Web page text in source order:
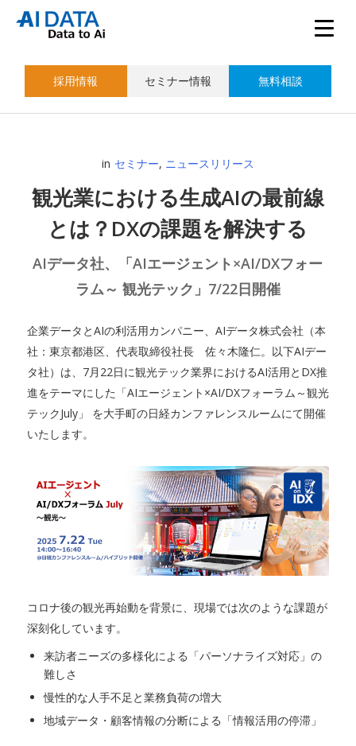
採用情報 セミナー情報 無料相談
in セミナー, ニュースリリース
観光業における生成AIの最前線
とは？DXの課題を解決する
AIデータ社、「AIエージェント×AI/DXフォー
ラム～ 観光テック」7/22日開催
企業データとAIの利活用カンパニー、AIデータ株式会社（本
社：東京都港区、代表取締役社長 佐々木隆仁。以下AIデー
タ社）は、7月22日に観光テック業界におけるAI活用とDX推
進をテーマにした「AIエージェント×AI/DXフォーラム～観光
テックJuly」 を大手町の日経カンファレンスルームにて開催
いたします。
コロナ後の観光再始動を背景に、現場では次のような課題が
深刻化しています。
来訪者ニーズの多様化による「パーソナライズ対応」の
難しさ
慢性的な人手不足と業務負荷の増大
地域データ・顧客情報の分断による「情報活用の停滞」